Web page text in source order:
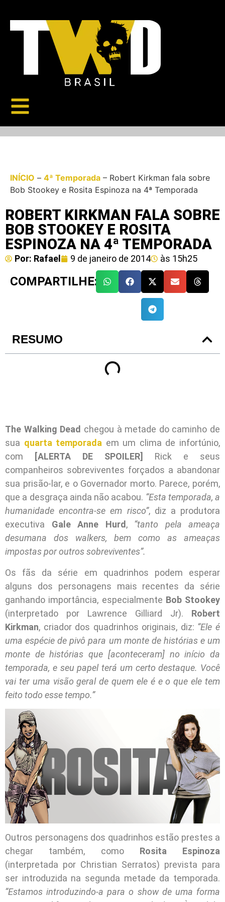
INÍCIO – 4ª Temporada – Robert Kirkman fala sobre
Bob Stookey e Rosita Espinoza na 4ª Temporada
ROBERT KIRKMAN FALA SOBRE
BOB STOOKEY E ROSITA
ESPINOZA NA 4ª TEMPORADA
Por: Rafael 9 de janeiro de 2014 às 15h25
COMPARTILHE:
RESUMO
The Walking Dead chegou à metade do caminho de
sua quarta temporada em um clima de infortúnio,
com
[ALERTA DE SPOILER]
Rick e seus
companheiros sobreviventes forçados a abandonar
sua prisão-lar, e o Governador morto. Parece, porém,
que a desgraça ainda não acabou. “Esta temporada, a
humanidade encontra-se em risco”, diz a produtora
executiva Gale Anne Hurd, “tanto pela ameaça
desumana dos walkers, bem como as ameaças
impostas por outros sobreviventes”.
Os fãs da série em quadrinhos podem esperar
alguns dos personagens mais recentes da série
ganhando importância, especialmente Bob Stookey
(interpretado por Lawrence Gilliard Jr). Robert
Kirkman, criador dos quadrinhos originais, diz: “Ele é
uma espécie de pivô para um monte de histórias e um
monte de histórias que [aconteceram] no início da
temporada, e seu papel terá um certo destaque. Você
vai ter uma visão geral de quem ele é e o que ele tem
feito todo esse tempo.”
Outros personagens dos quadrinhos estão prestes a
chegar também, como Rosita Espinoza
(interpretada por Christian Serratos) prevista para
ser introduzida na segunda metade da temporada.
“Estamos introduzindo-a para o show de uma forma